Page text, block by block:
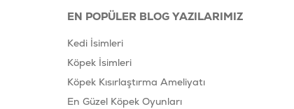
EN POPÜLER BLOG YAZILARIMIZ
Kedi İsimleri
Köpek İsimleri
Köpek Kısırlaştırma Ameliyatı
En Güzel Köpek Oyunları